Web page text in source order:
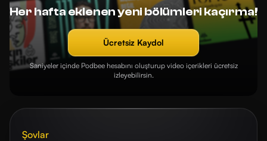
Her hafta eklenen yeni bölümleri kaçırma!
Ücretsiz Kaydol
Saniyeler içinde Podbee hesabını oluşturup video içerikleri ücretsiz
izleyebilirsin.
Şovlar